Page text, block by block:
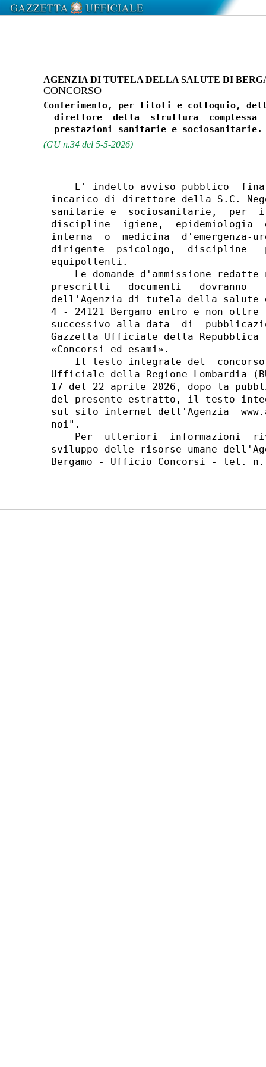
AGENZIA DI TUTELA DELLA SALUTE DI
CONCORSO
Conferimento, per titoli e colloquio,
direttore  della  struttura  complessa
(GU n.34 del 5-5-2026)
E' indetto avviso pubblico
incarico di direttore della S.C.
sanitarie e  sociosanitarie,  per
discipline  igiene,  epidemiologia
interna  o  medicina
dirigente  psicologo,  discipline
equipollenti.
Le domande d'ammissione redatte
prescritti   documenti   dovranno
dell'Agenzia di tutela della
4 - 24121 Bergamo entro e non
successivo alla data  di
Gazzetta Ufficiale della
«Concorsi ed esami».
Il testo integrale del
Ufficiale della Regione Lombardia
17 del 22 aprile 2026, dopo la
del presente estratto, il testo
sul sito internet dell'Agenzia
noi".
Per  ulteriori  informazioni
sviluppo delle risorse umane
Bergamo - Ufficio Concorsi - tel. n.